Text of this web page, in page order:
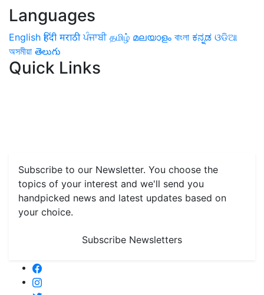
Languages
English हिंदी मराठी ਪੰਜਾਬੀ தமிழ் മലയാളം বাংলা ಕನ್ನಡ ଓଡିଆ
অসমীয়া తెలుగు
Quick Links
Subscribe to our Newsletter. You choose the
topics of your interest and we'll send you
handpicked news and latest updates based on
your choice.
Subscribe Newsletters